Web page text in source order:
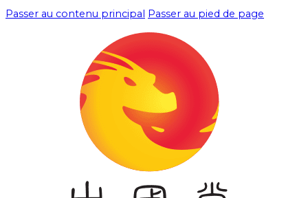
Passer au contenu principal Passer au pied de page